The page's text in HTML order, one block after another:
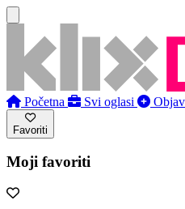
Početna Svi oglasi
Favoriti
Moji favoriti